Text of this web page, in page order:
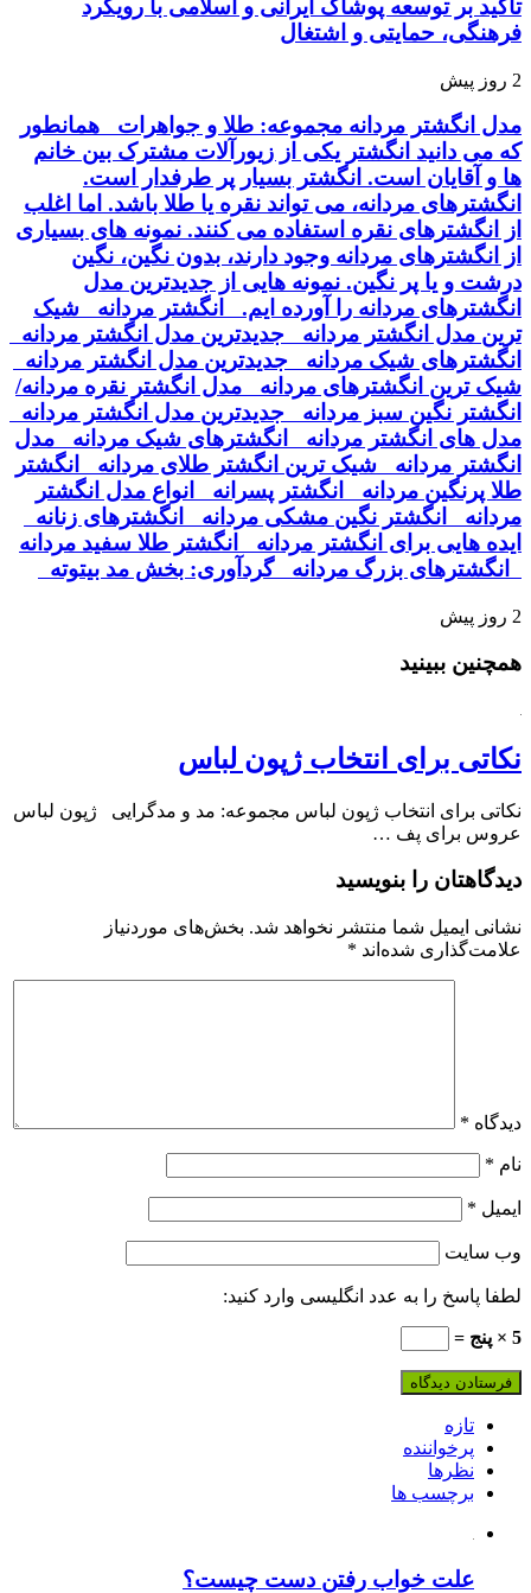
تأکید بر توسعه پوشاک ایرانی و اسلامی با رویکرد
فرهنگی، حمایتی و اشتغال
2 روز پیش
مدل انگشتر مردانه مجموعه: طلا و جواهرات همانطور
که می دانید انگشتر یکی از زیورآلات مشترک بین خانم
ها و آقایان است. انگشتر بسیار پر طرفدار است.
انگشترهای مردانه، می تواند نقره یا طلا باشد. اما اغلب
از انگشترهای نقره استفاده می کنند. نمونه های بسیاری
از انگشترهای مردانه وجود دارند، بدون نگین، نگین
درشت و یا پر نگین. نمونه هایی از جدیدترین مدل
انگشترهای مردانه را آورده ایم. انگشتر مردانه شیک
ترین مدل انگشتر مردانه جدیدترین مدل انگشتر مردانه
انگشترهای شیک مردانه جدیدترین مدل انگشتر مردانه
شیک ترین انگشترهای مردانه مدل انگشتر نقره مردانه/
انگشتر نگین سبز مردانه جدیدترین مدل انگشتر مردانه
مدل های انگشتر مردانه انگشترهای شیک مردانه مدل
انگشتر مردانه شیک ترین انگشتر طلای مردانه انگشتر
طلا پرنگین مردانه انگشتر پسرانه انواع مدل انگشتر
مردانه انگشتر نگین مشکی مردانه انگشترهای زنانه
ایده هایی برای انگشتر مردانه انگشتر طلا سفید مردانه
انگشترهای بزرگ مردانه گردآوری: بخش مد بیتوته
2 روز پیش
همچنین ببینید
نکاتی برای انتخاب ژپون لباس
نکاتی برای انتخاب ژپون لباس مجموعه: مد و مدگرایی ژپون لباس
عروس برای پف …
دیدگاهتان را بنویسید
نشانی ایمیل شما منتشر نخواهد شد. بخش‌های موردنیاز
علامت‌گذاری شده‌اند *
دیدگاه *
نام *
ایمیل *
وب‌ سایت
لطفا پاسخ را به عدد انگلیسی وارد کنید:
5 × پنج =
تازه
پرخواننده
نظرها
برچسب ها
علت خواب رفتن دست چیست؟